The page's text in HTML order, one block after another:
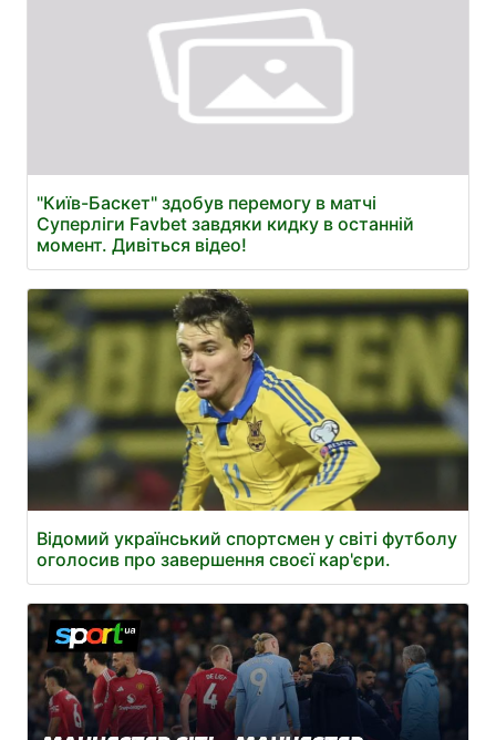
"Київ-Баскет" здобув перемогу в матчі
Суперліги Favbet завдяки кидку в останній
момент. Дивіться відео!
Відомий український спортсмен у світі футболу
оголосив про завершення своєї кар'єри.